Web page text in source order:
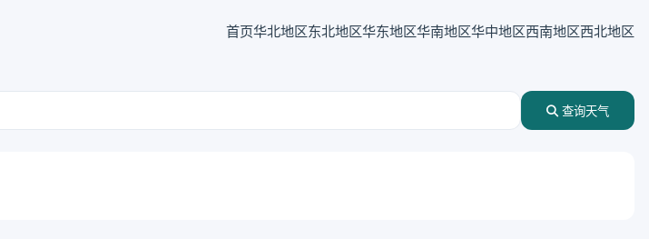
首页华北地区东北地区华东地区华南地区华中地区西南地区西北地区
查询天气